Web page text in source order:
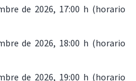
de 2026, 17:00 h (horario
de 2026, 18:00 h (horario
de 2026, 19:00 h (horario